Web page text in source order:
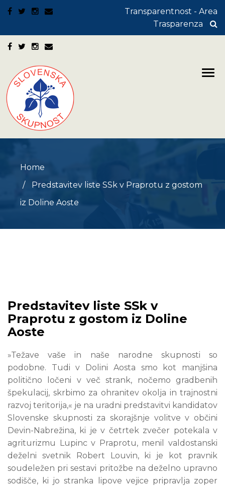
Transparentnost - Area
Trasparenza
Home
Predstavitev liste SSk v Praprotu z gostom
iz Doline Aoste
Predstavitev liste SSk v
Praprotu z gostom iz Doline
Aoste
»Težave vaše in naše narodne skupnosti so
podobne. Tudi v Dolini Aosta smo kot manjšina
politično ločeni v več strank, nočemo gradbenih
špekulacij, skrbimo za ohranitev okolja in trajnostni
razvoj teritorija,« je na uradni predstavitvi kandidatov
Slovenske skupnosti za skorajšnje volitve v občini
Devin-Nabrežina, ki je v četrtek zvečer potekala v
agriturizmu Lupinc v Praprotu, menil valdostanski
deželni svetnik Robert Louvin, ki je kot pravnik
soudeležen pri sestavi pritožbe na deželno upravno
sodišče, ki jo stranka lipove vejice pripravlja zoper